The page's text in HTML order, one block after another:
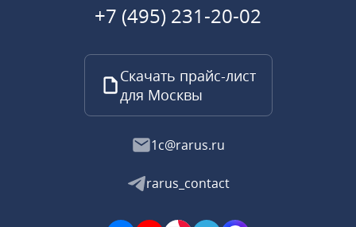
+7 (495) 231-20-02
Скачать прайс-лист
для Москвы
1c@rarus.ru
rarus_contact